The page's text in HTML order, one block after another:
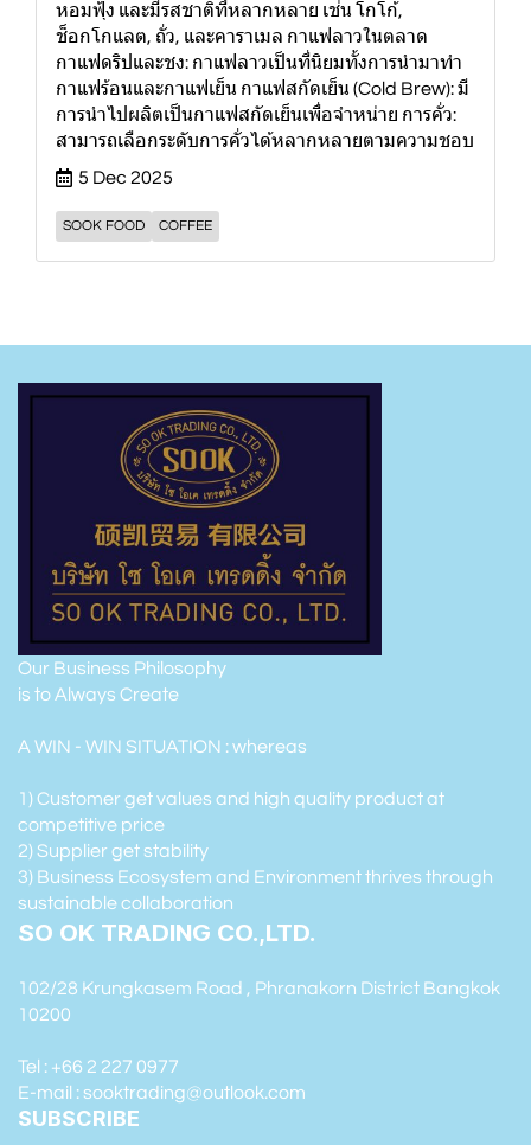
หอมฟุ้ง และมีรสชาติที่หลากหลาย เช่น โกโก้,
ช็อกโกแลต, ถั่ว, และคาราเมล กาแฟลาวในตลาด
กาแฟดริปและชง: กาแฟลาวเป็นที่นิยมทั้งการนำมาทำ
กาแฟร้อนและกาแฟเย็น กาแฟสกัดเย็น (Cold Brew): มี
การนำไปผลิตเป็นกาแฟสกัดเย็นเพื่อจำหน่าย การคั่ว:
สามารถเลือกระดับการคั่วได้หลากหลายตามความชอบ
5 Dec 2025
SOOK FOOD COFFEE
Our Business Philosophy
is to Always Create
A WIN - WIN SITUATION : whereas
1) Customer get values and high quality product at
competitive price
2) Supplier get stability
3) Business Ecosystem and Environment thrives through
sustainable collaboration
SO OK TRADING CO.,LTD.
102/28 Krungkasem Road , Phranakorn District Bangkok
10200
Tel : +66 2 227 0977
E-mail : sooktrading@outlook.com
SUBSCRIBE